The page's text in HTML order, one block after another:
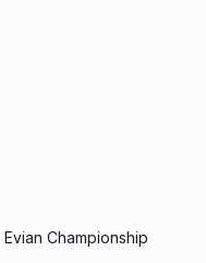
Championship